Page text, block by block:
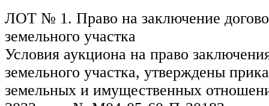
ЛОТ № 1. Право на заключение
земельного участка
Условия аукциона на право
земельного участка, утверждены
земельных и имущественных